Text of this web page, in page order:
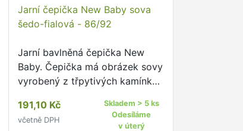
Jarní čepička New Baby sova
šedo-fialová - 86/92
Jarní bavlněná čepička New
Baby. Čepička má obrázek sovy
vyrobený z třpytivých kamínků.
materiálu, proto je vhodná pro
jarní i podzimní dny.
191,10 Kč
včetně DPH
Skladem > 5 ks
Odesíláme
v úterý